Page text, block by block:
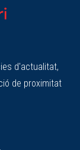
d'actualitat,
de proximitat